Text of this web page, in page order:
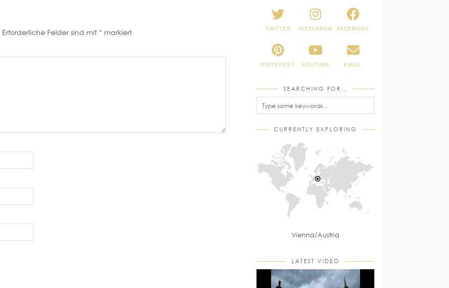
Erforderliche Felder sind mit * markiert TWITTER INSTAGRAM FACEBOOK
PINTEREST YOUTUBE EMAIL
SEARCHING FOR…
CURRENTLY EXPLORING
Vienna/Austria
LATEST VIDEO